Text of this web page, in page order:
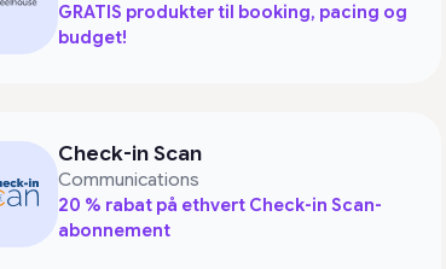
GRATIS produkter til booking, pacing og
budget!
Check-in Scan
Communications
20 % rabat på ethvert Check-in Scan-
abonnement